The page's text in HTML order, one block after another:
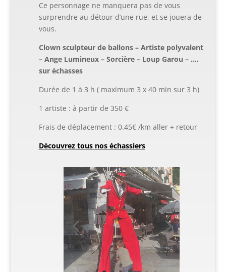
Ce personnage ne manquera pas de vous
surprendre au détour d’une rue, et se jouera de
vous.
Clown sculpteur de ballons – Artiste polyvalent
– Ange Lumineux – Sorcière – Loup Garou – ….
sur échasses
Durée de 1 à 3 h ( maximum 3 x 40 min sur 3 h)
1 artiste : à partir de 350 €
Frais de déplacement : 0.45€ /km aller + retour
Découvrez tous nos échassiers